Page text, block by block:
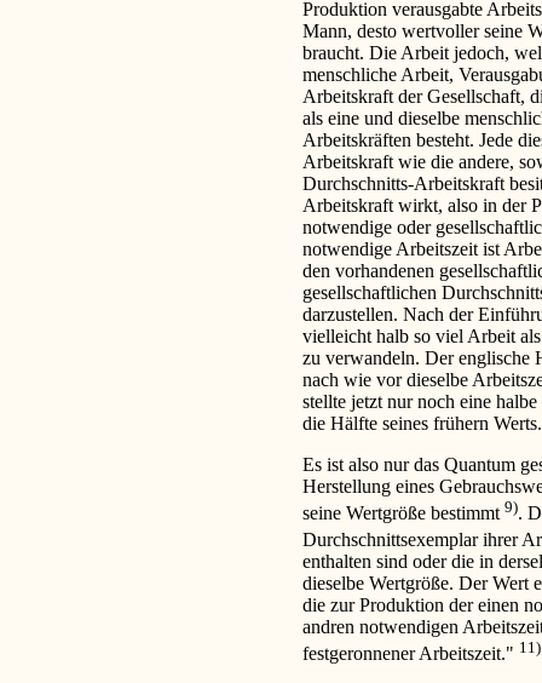
Produktion verausgabte
Mann, desto wertvoller seine
braucht. Die Arbeit jedoch,
menschliche Arbeit,
Arbeitskraft der Gesellschaft,
als eine und dieselbe
Arbeitskräften besteht. Jede
Arbeitskraft wie die andere,
Durchschnitts-Arbeitskraft
Arbeitskraft wirkt, also in der
notwendige oder
notwendige Arbeitszeit ist
den vorhandenen
gesellschaftlichen
darzustellen. Nach der
vielleicht halb so viel Arbeit
zu verwandeln. Der englische
nach wie vor dieselbe
stellte jetzt nur noch eine
die Hälfte seines frühern Werts.
Es ist also nur das Quantum
Herstellung eines
seine Wertgröße bestimmt 9).
Durchschnittsexemplar ihrer
enthalten sind oder die in
dieselbe Wertgröße. Der Wert
die zur Produktion der einen
andren notwendigen
festgeronnener Arbeitszeit." 11)